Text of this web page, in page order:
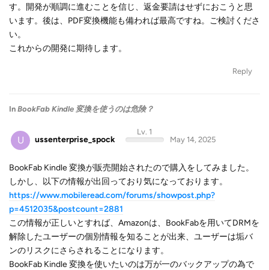
す。開発が順調に進むことを信じ、返金要請はせずにおこうと思
います。後は、PDF変換機能も備われば最高ですね。ご検討くださ
い。
これからの開発に期待します。
Reply
In BookFab Kindle 変換を使うのは危険？
U ussenterprise_spock
Lv. 1
May 14, 2025
BookFab Kindle 変換が販売開始されたので購入をしてみました。
しかし、以下の情報が出回っており気になっております。
https://www.mobileread.com/forums/showpost.php?
p=4512035&postcount=2881
この情報が正しいとすれば、Amazonは、BookFabを用いてDRMを
解除したユーザーの個別情報を知ることが出来、ユーザーは垢バ
ンのリスクにさらされることになります。
BookFab Kindle 変換を使いたいのは万が一のバックアップの為で